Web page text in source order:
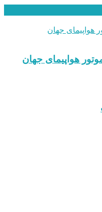
هواپیمای جهان